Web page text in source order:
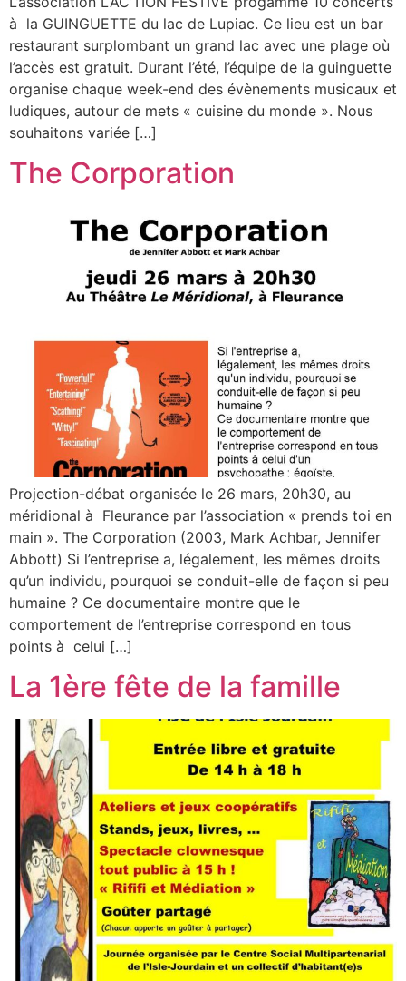
à la GUINGUETTE du lac de Lupiac. Ce lieu est un bar
restaurant surplombant un grand lac avec une plage où
l’accès est gratuit. Durant l’été, l’équipe de la guinguette
organise chaque week-end des évènements musicaux et
ludiques, autour de mets « cuisine du monde ». Nous
souhaitons variée […]
The Corporation
Projection-débat organisée le 26 mars, 20h30, au
méridional à Fleurance par l’association « prends toi en
main ». The Corporation (2003, Mark Achbar, Jennifer
Abbott) Si l’entreprise a, légalement, les mêmes droits
qu’un individu, pourquoi se conduit-elle de façon si peu
humaine ? Ce documentaire montre que le
comportement de l’entreprise correspond en tous
points à celui […]
La 1ère fête de la famille